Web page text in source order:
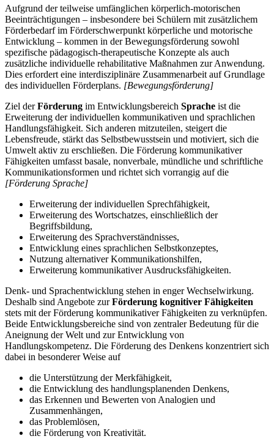
Aufgrund der teilweise umfänglichen körperlich-motorischen
Beeinträchtigungen – insbesondere bei Schülern mit zusätzlichem
Förderbedarf im Förderschwerpunkt körperliche und motorische
Entwicklung – kommen in der Bewegungsförderung sowohl
spezifische pädagogisch-therapeutische Konzepte als auch
zusätzliche individuelle rehabilitative Maßnahmen zur Anwendung.
Dies erfordert eine interdisziplinäre Zusammenarbeit auf Grundlage
des individuellen Förderplans. [Bewegungsförderung]
Ziel derFörderung im Entwicklungsbereich Sprache ist die
Erweiterung der individuellen kommunikativen und sprachlichen
Handlungsfähigkeit. Sich anderen mitzuteilen, steigert die
Lebensfreude, stärkt das Selbstbewusstsein und motiviert, sich die
Umwelt aktiv zu erschließen. Die Förderung kommunikativer
Fähigkeiten umfasst basale, nonverbale, mündliche und schriftliche
Kommunikationsformen und richtet sich vorrangig auf die
[Förderung Sprache]
Erweiterung der individuellen Sprechfähigkeit,
Erweiterung des Wortschatzes, einschließlich der
Begriffsbildung,
Erweiterung des Sprachverständnisses,
Entwicklung eines sprachlichen Selbstkonzeptes,
Nutzung alternativer Kommunikationshilfen,
Erweiterung kommunikativer Ausdrucksfähigkeiten.
Denk- und Sprachentwicklung stehen in enger Wechselwirkung.
Deshalb sind Angebote zurFörderung kognitiver Fähigkeiten
stets mit der Förderung kommunikativer Fähigkeiten zu verknüpfen.
Beide Entwicklungsbereiche sind von zentraler Bedeutung für die
Aneignung der Welt und zur Entwicklung von
Handlungskompetenz. Die Förderung des Denkens konzentriert sich
dabei in besonderer Weise auf
die Unterstützung der Merkfähigkeit,
die Entwicklung des handlungsplanenden Denkens,
das Erkennen und Bewerten von Analogien und
Zusammenhängen,
das Problemlösen,
die Förderung von Kreativität.